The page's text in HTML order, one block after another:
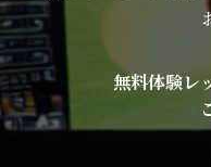
無料体験レ